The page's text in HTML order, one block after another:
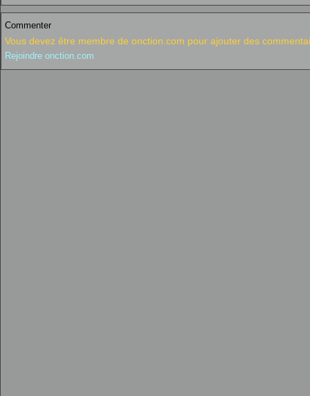
Commenter
Vous devez être membre de onction.com pour ajouter des
Rejoindre onction.com